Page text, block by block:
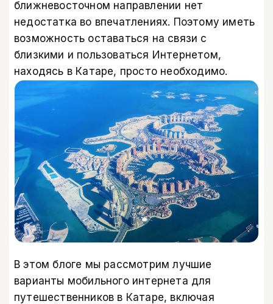
ближневосточном направлении нет
недостатка во впечатлениях. Поэтому иметь
возможность оставаться на связи с
близкими и пользоваться Интернетом,
находясь в Катаре, просто необходимо.
В этом блоге мы рассмотрим лучшие
варианты мобильного интернета для
путешественников в Катаре, включая